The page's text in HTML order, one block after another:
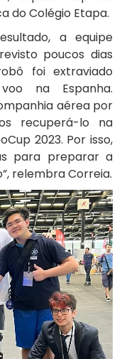
do Colégio Etapa.
a equipe
poucos dias
foi extraviado
na Espanha.
aérea por
recuperá-lo na
2023. Por isso,
para preparar a
relembra Correia.